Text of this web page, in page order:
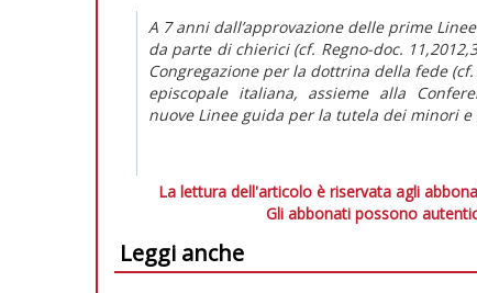
A 7 anni dall’approvazione delle prime
da parte di chierici(cf. Regno-doc.
Congregazione per la dottrina della fede (cf.
episcopale italiana, assieme alla
nuove Linee guida per la tutela dei minori
La lettura dell'articolo è riservata agli
Gli abbonati possono
Leggi anche